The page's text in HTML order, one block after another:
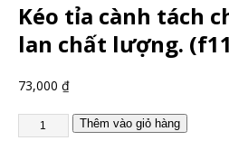
Kéo tỉa cành tách
lan chất lượng.
73,000 ₫
Thêm vào giỏ hàng